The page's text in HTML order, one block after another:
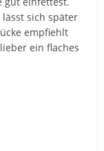
sich später
empfiehlt
ein flaches